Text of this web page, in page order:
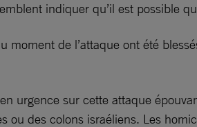
indiquer qu’il est possible
de l’attaque ont été
urgence sur cette attaque
des colons israéliens. Les